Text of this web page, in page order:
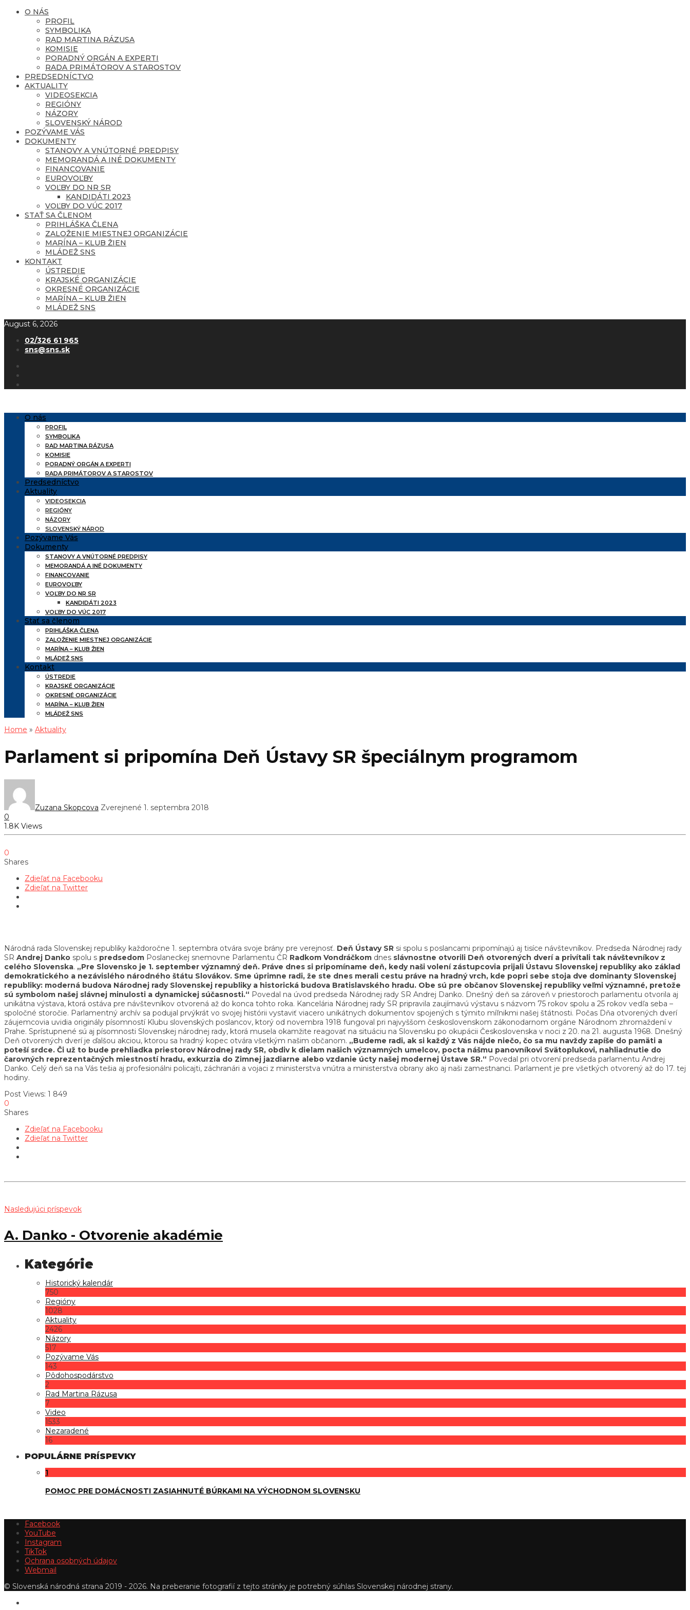
O NÁS
PROFIL
SYMBOLIKA
RAD MARTINA RÁZUSA
KOMISIE
PORADNÝ ORGÁN A EXPERTI
RADA PRIMÁTOROV A STAROSTOV
PREDSEDNÍCTVO
AKTUALITY
VIDEOSEKCIA
REGIÓNY
NÁZORY
SLOVENSKÝ NÁROD
POZÝVAME VÁS
DOKUMENTY
STANOVY A VNÚTORNÉ PREDPISY
MEMORANDÁ A INÉ DOKUMENTY
FINANCOVANIE
EUROVOĽBY
VOĽBY DO NR SR
KANDIDÁTI 2023
VOĽBY DO VÚC 2017
STAŤ SA ČLENOM
PRIHLÁŠKA ČLENA
ZALOŽENIE MIESTNEJ ORGANIZÁCIE
MARÍNA – KLUB ŽIEN
MLÁDEŽ SNS
KONTAKT
ÚSTREDIE
KRAJSKÉ ORGANIZÁCIE
OKRESNÉ ORGANIZÁCIE
MARÍNA – KLUB ŽIEN
MLÁDEŽ SNS
August 6, 2026
02/326 61 965
sns@sns.sk
O nás
PROFIL
SYMBOLIKA
RAD MARTINA RÁZUSA
KOMISIE
PORADNÝ ORGÁN A EXPERTI
RADA PRIMÁTOROV A STAROSTOV
Predsedníctvo
Aktuality
VIDEOSEKCIA
REGIÓNY
NÁZORY
SLOVENSKÝ NÁROD
Pozývame Vás
Dokumenty
STANOVY A VNÚTORNÉ PREDPISY
MEMORANDÁ A INÉ DOKUMENTY
FINANCOVANIE
EUROVOĽBY
VOĽBY DO NR SR
KANDIDÁTI 2023
VOĽBY DO VÚC 2017
Stať sa členom
PRIHLÁŠKA ČLENA
ZALOŽENIE MIESTNEJ ORGANIZÁCIE
MARÍNA – KLUB ŽIEN
MLÁDEŽ SNS
Kontakt
ÚSTREDIE
KRAJSKÉ ORGANIZÁCIE
OKRESNÉ ORGANIZÁCIE
MARÍNA – KLUB ŽIEN
MLÁDEŽ SNS
Home » Aktuality
Parlament si pripomína Deň Ústavy SR špeciálnym programom
Zuzana Skopcova Zverejnené 1. septembra 2018
0
1.8K Views
0
Shares
Zdieľať na Facebooku
Zdieľať na Twitter
Národná rada Slovenskej republiky každoročne 1. septembra otvára svoje brány pre verejnosť. Deň Ústavy SR si spolu s poslancami pripomínajú aj tisíce návštevníkov. Predseda Národnej rady
SR Andrej Danko spolu s predsedom Poslaneckej snemovne Parlamentu ČR Radkom Vondráčkom dnes slávnostne otvorili Deň otvorených dverí a privítali tak návštevníkov z
celého Slovenska. „Pre Slovensko je 1. september významný deň. Práve dnes si pripomíname deň, kedy naši volení zástupcovia prijali Ústavu Slovenskej republiky ako základ
demokratického a nezávislého národného štátu Slovákov. Sme úprimne radi, že ste dnes merali cestu práve na hradný vrch, kde popri sebe stoja dve dominanty Slovenskej
republiky: moderná budova Národnej rady Slovenskej republiky a historická budova Bratislavského hradu. Obe sú pre občanov Slovenskej republiky veľmi významné, pretože
sú symbolom našej slávnej minulosti a dynamickej súčasnosti.“ Povedal na úvod predseda Národnej rady SR Andrej Danko. Dnešný deň sa zároveň v priestoroch parlamentu otvorila aj
unikátna výstava, ktorá ostáva pre návštevníkov otvorená až do konca tohto roka. Kancelária Národnej rady SR pripravila zaujímavú výstavu s názvom 75 rokov spolu a 25 rokov vedľa seba –
spoločné storočie. Parlamentný archív sa podujal prvýkrát vo svojej histórii vystaviť viacero unikátnych dokumentov spojených s týmito míľnikmi našej štátnosti. Počas Dňa otvorených dverí
záujemcovia uvidia originály písomností Klubu slovenských poslancov, ktorý od novembra 1918 fungoval pri najvyššom československom zákonodarnom orgáne Národnom zhromaždení v
Prahe. Sprístupnené sú aj písomnosti Slovenskej národnej rady, ktorá musela okamžite reagovať na situáciu na Slovensku po okupácii Československa v noci z 20. na 21. augusta 1968. Dnešný
Deň otvorených dverí je ďalšou akciou, ktorou sa hradný kopec otvára všetkým našim občanom. „Budeme radi, ak si každý z Vás nájde niečo, čo sa mu navždy zapíše do pamäti a
poteší srdce. Či už to bude prehliadka priestorov Národnej rady SR, obdiv k dielam našich významných umelcov, pocta nášmu panovníkovi Svätoplukovi, nahliadnutie do
čarovných reprezentačných miestností hradu, exkurzia do Zimnej jazdiarne alebo vzdanie úcty našej modernej Ústave SR.“ Povedal pri otvorení predseda parlamentu Andrej
Danko. Celý deň sa na Vás tešia aj profesionálni policajti, záchranári a vojaci z ministerstva vnútra a ministerstva obrany ako aj naši zamestnanci. Parlament je pre všetkých otvorený až do 17. tej
hodiny.
Post Views: 1 849
0
Shares
Zdieľať na Facebooku
Zdieľať na Twitter
Nasledujúci príspevok
A. Danko - Otvorenie akadémie
Historický kalendár
750
Regióny
1028
Aktuality
2426
Názory
517
Pozývame Vás
143
Pôdohospodárstvo
2
Rad Martina Rázusa
7
Video
1533
Nezaradené
16
POPULÁRNE PRÍSPEVKY
1
POMOC PRE DOMÁCNOSTI ZASIAHNUTÉ BÚRKAMI NA VÝCHODNOM SLOVENSKU
Facebook
YouTube
Instagram
TikTok
Ochrana osobných údajov
Webmail
© Slovenská národná strana 2019 - 2026. Na preberanie fotografií z tejto stránky je potrebný súhlas Slovenskej národnej strany.